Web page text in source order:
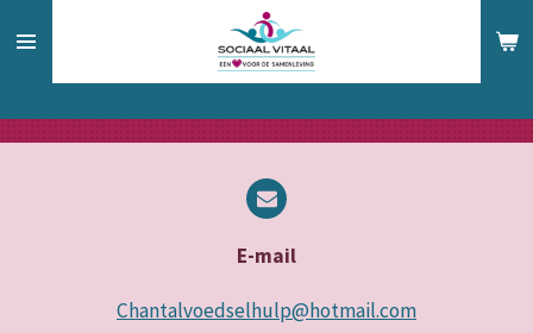
E-mail
Chantalvoedselhulp@hotmail.com